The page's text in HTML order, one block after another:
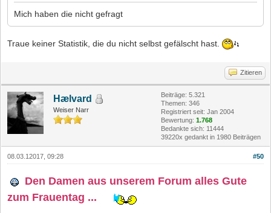
Mich haben die nicht gefragt
Traue keiner Statistik, die du nicht selbst gefälscht hast.
Zitieren
Hælvard
Weiser Narr
Beiträge: 5.321
Themen: 346
Registriert seit: Jan 2004
Bewertung: 1.768
Bedankte sich: 11444
39220x gedankt in 1980 Beiträgen
#50
08.03.12017, 09:28
Den Damen aus unserem Forum alles Gute
zum Frauentag ...